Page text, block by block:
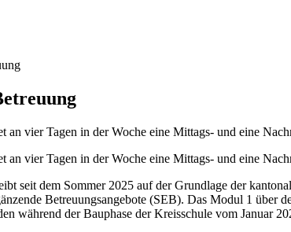
an vier Tagen in der Woche eine Mittags- und eine
an vier Tagen in der Woche eine Mittags- und eine
seit dem Sommer 2025 auf der Grundlage der
Betreuungsangebote (SEB). Das Modul 1 über
während der Bauphase der Kreisschule vom Januar